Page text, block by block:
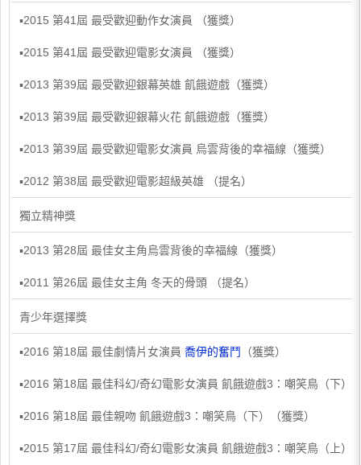
▪2015 第41屆 最受歡迎動作女演員 （獲獎）
▪2015 第41屆 最受歡迎電影女演員 （獲獎）
▪2013 第39屆 最受歡迎銀幕英雄 飢餓遊戲（獲獎）
▪2013 第39屆 最受歡迎銀幕火花 飢餓遊戲（獲獎）
▪2013 第39屆 最受歡迎電影女演員 烏雲背後的幸福線（獲獎）
▪2012 第38屆 最受歡迎電影超級英雄 （提名）
獨立精神獎
▪2013 第28屆 最佳女主角烏雲背後的幸福線（獲獎）
▪2011 第26屆 最佳女主角 冬天的骨頭 （提名）
青少年選擇獎
▪2016 第18屆 最佳劇情片女演員 喬伊的奮鬥 （獲獎）
▪2016 第18屆 最佳科幻/奇幻電影女演員 飢餓遊戲3：嘲笑鳥（下）
▪2016 第18屆 最佳親吻 飢餓遊戲3：嘲笑鳥（下）（獲獎）
▪2015 第17屆 最佳科幻/奇幻電影女演員 飢餓遊戲3：嘲笑鳥（上）